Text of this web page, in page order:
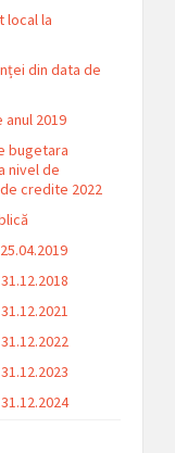
local la
din data de
2019
bugetara
nivel de
credite 2022